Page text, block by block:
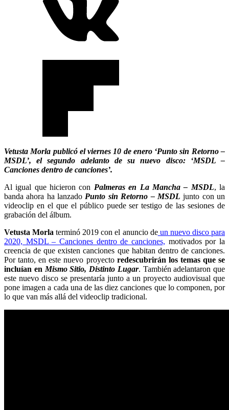
Vetusta Morla publicó el viernes 10 de enero ‘Punto sin Retorno –
MSDL’, el segundo adelanto de su nuevo disco: ‘MSDL –
Canciones dentro de canciones’.
Al igual que hicieron con Palmeras en La Mancha – MSDL, la
banda ahora ha lanzado Punto sin Retorno – MSDL junto con un
videoclip en el que el público puede ser testigo de las sesiones de
grabación del álbum.
Vetusta Morla terminó 2019 con el anuncio deun nuevo disco para
2020, MSDL – Canciones dentro de canciones, motivados por la
creencia de que existen canciones que habitan dentro de canciones.
Por tanto, en este nuevo proyecto redescubrirán los temas que se
incluían en Mismo Sitio, Distinto Lugar. También adelantaron que
este nuevo disco se presentaría junto a un proyecto audiovisual que
pone imagen a cada una de las diez canciones que lo componen, por
lo que van más allá del videoclip tradicional.